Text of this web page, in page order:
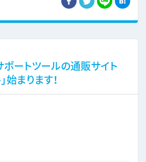
ートツールの通販サイト
始まります！